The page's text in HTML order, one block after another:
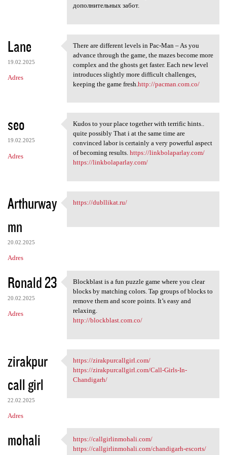
дополнительных забот.
Lane
19.02.2025
Adres
There are different levels in
There are different levels in Pac-Man – As you
advance through the game, the mazes become more
complex and the ghosts get faster. Each new level
introduces slightly more difficult challenges,
keeping the game fresh. http://pacman.com.co/
seo
19.02.2025
Adres
Kudos to your place together
Kudos to your place together with terrific hints..
quite possibly That i at the same time are
convinced labor is certainly a very powerful aspect
of becoming results. https://linkbolaparlay.com/
https://linkbolaparlay.com/
Arthurway
mn
20.02.2025
Adres
https://dubllikat.ru/
https://dubllikat.ru/
Ronald 23
20.02.2025
Adres
Blockblast is a fun puzzle
Blockblast is a fun puzzle game where you clear
blocks by matching colors. Tap groups of blocks to
remove them and score points. It’s easy and
relaxing.
http://blockblast.com.co/
zirakpur
call girl
22.02.2025
Adres
https://zirakpurcallgirl.com/
https://zirakpurcallgirl.com/
https://zirakpurcallgirl.com/Call-Girls-In-
Chandigarh/
mohali
https://callgirlinmohali.com/
https://callgirlinmohali.com/
https://callgirlinmohali.com/chandigarh-escorts/